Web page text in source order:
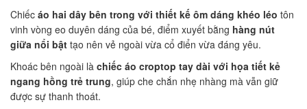
Chiếc áo hai dây bên trong với thiết kế ôm dáng khéo léo tôn
vinh vòng eo duyên dáng của bé, điểm xuyết bằng hàng nút
giữa nổi bật tạo nên vẻ ngoài vừa cổ điển vừa đáng yêu.
Khoác bên ngoài là chiếc áo croptop tay dài với họa tiết kẻ
ngang hồng trẻ trung, giúp che chắn nhẹ nhàng mà vẫn giữ
được sự thanh thoát.